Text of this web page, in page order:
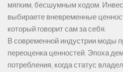
мягким, бесшумным ходом.
выбираете вневременные
который говорит сам за себя.
В современной индустрии моды
переоценка ценностей. Эпоха
потребления, когда статус